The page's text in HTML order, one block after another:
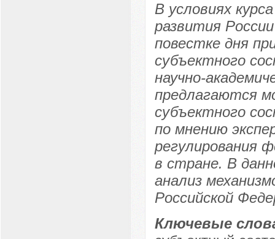
В условиях
развития
повестке дня
субъектного
научно-
предлагаются
субъектного
по мнению
регулирования
в стране. В
анализ
Российской
Ключевые